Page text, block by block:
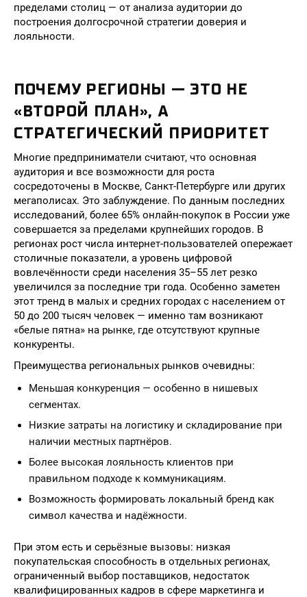
пределами столиц — от анализа аудитории до
построения долгосрочной стратегии доверия и
лояльности.
ПОЧЕМУ РЕГИОНЫ — ЭТО НЕ
«ВТОРОЙ ПЛАН», А
СТРАТЕГИЧЕСКИЙ ПРИОРИТЕТ
Многие предприниматели считают, что основная
аудитория и все возможности для роста
сосредоточены в Москве, Санкт-Петербурге или других
мегаполисах. Это заблуждение. По данным последних
исследований, более 65% онлайн-покупок в России уже
совершается за пределами крупнейших городов. В
регионах рост числа интернет-пользователей опережает
столичные показатели, а уровень цифровой
вовлечённости среди населения 35–55 лет резко
увеличился за последние три года. Особенно заметен
этот тренд в малых и средних городах с населением от
50 до 200 тысяч человек — именно там возникают
«белые пятна» на рынке, где отсутствуют крупные
конкуренты.
Преимущества региональных рынков очевидны:
Меньшая конкуренция — особенно в нишевых
сегментах.
Низкие затраты на логистику и складирование при
наличии местных партнёров.
Более высокая лояльность клиентов при
правильном подходе к коммуникациям.
Возможность формировать локальный бренд как
символ качества и надёжности.
При этом есть и серьёзные вызовы: низкая
покупательская способность в отдельных регионах,
ограниченный выбор поставщиков, недостаток
квалифицированных кадров в сфере маркетинга и